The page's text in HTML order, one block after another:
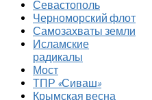
Севастополь
Черноморский флот
Самозахваты земли
Исламские
радикалы
Мост
ТПР «Сиваш»
Крымская весна